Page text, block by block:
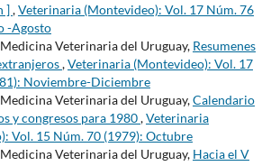
],Veterinaria (Montevideo): Vol. 17 Núm. 76
-Agosto
Veterinaria del Uruguay, Resumenes
,Veterinaria (Montevideo): Vol. 17
Noviembre-Diciembre
Veterinaria del Uruguay,Calendario
y congresos para 1980,Veterinaria
Vol. 15 Núm. 70 (1979): Octubre
Veterinaria del Uruguay, Hacia el V